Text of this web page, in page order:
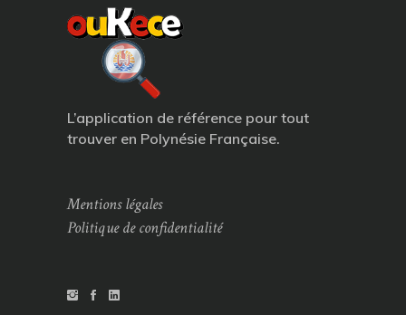
L’application de référence pour tout
trouver en Polynésie Française.
Mentions légales
Politique de confidentialité